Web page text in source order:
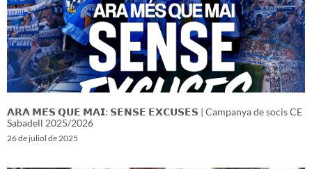
𝗔𝗥𝗔 𝗠𝗘́𝗦 𝗤𝗨𝗘 𝗠𝗔𝗜: 𝗦𝗘𝗡𝗦𝗘 𝗘𝗫𝗖𝗨𝗦𝗘𝗦 | Campanya de socis CE
Sabadell 2025/2026
26 de juliol de 2025